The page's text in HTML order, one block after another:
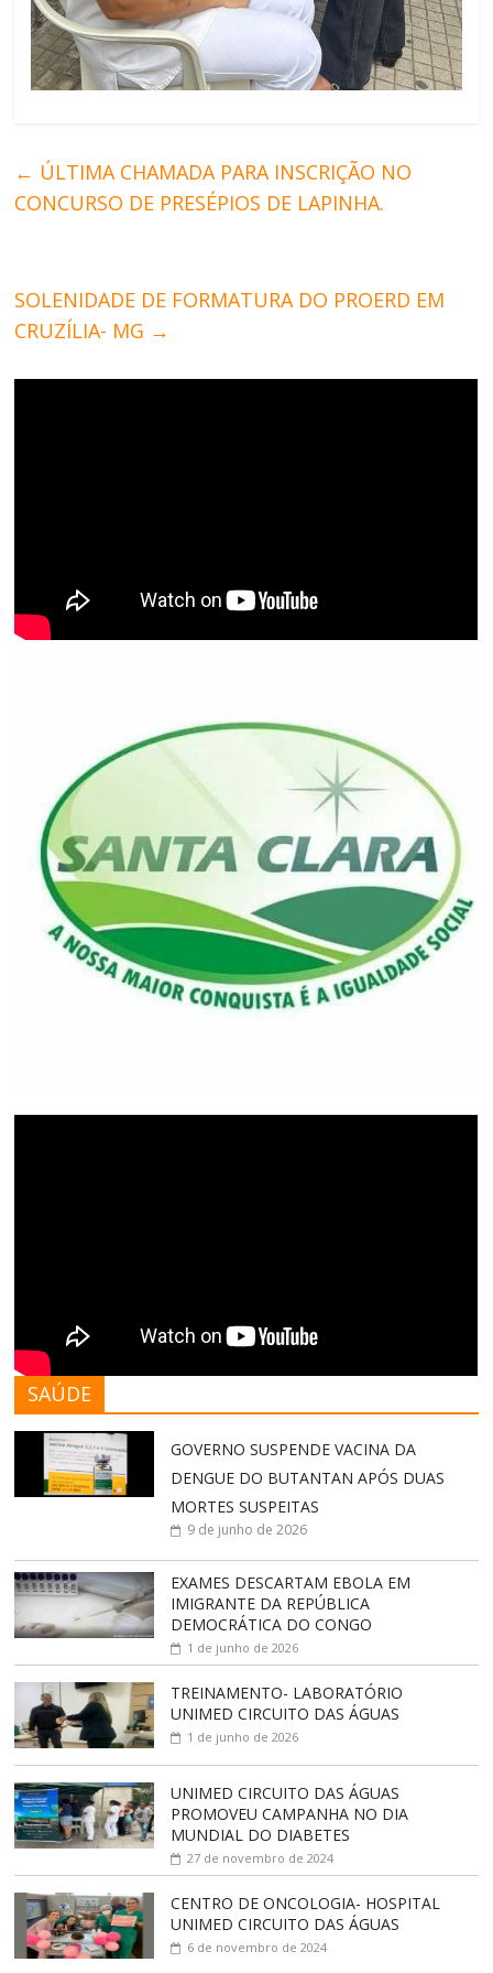
← ÚLTIMA CHAMADA PARA INSCRIÇÃO NO
CONCURSO DE PRESÉPIOS DE LAPINHA.
SOLENIDADE DE FORMATURA DO PROERD EM
CRUZÍLIA- MG →
SAÚDE
GOVERNO SUSPENDE VACINA DA
DENGUE DO BUTANTAN APÓS DUAS
MORTES SUSPEITAS
9 de junho de 2026
EXAMES DESCARTAM EBOLA EM
IMIGRANTE DA REPÚBLICA
DEMOCRÁTICA DO CONGO
1 de junho de 2026
TREINAMENTO- LABORATÓRIO
UNIMED CIRCUITO DAS ÁGUAS
1 de junho de 2026
UNIMED CIRCUITO DAS ÁGUAS
PROMOVEU CAMPANHA NO DIA
MUNDIAL DO DIABETES
27 de novembro de 2024
CENTRO DE ONCOLOGIA- HOSPITAL
UNIMED CIRCUITO DAS ÁGUAS
6 de novembro de 2024